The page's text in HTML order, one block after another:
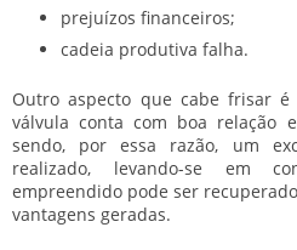
prejuízos financeiros;
cadeia produtiva falha.
Outro aspecto que cabe frisar
válvula conta com boa relação
sendo, por essa razão, um
realizado, levando-se em
empreendido pode ser
vantagens geradas.